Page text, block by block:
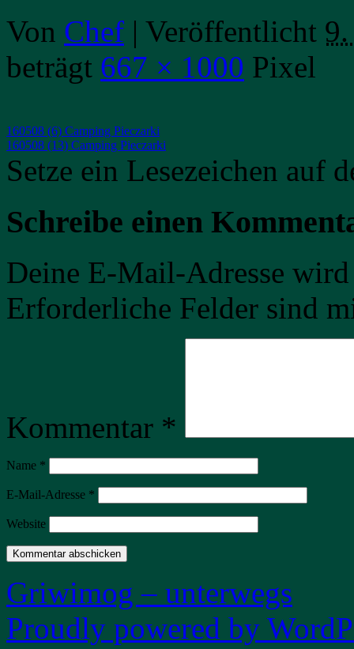
Von Chef | Veröffentlicht
beträgt 667 × 1000 Pixel
160508 (6) Camping Pieczarki
160508 (13) Camping Pieczarki
Setze ein Lesezeichen auf
Schreibe einen
Deine E-Mail-Adresse
Erforderliche Felder sind
Kommentar *
Name *
E-Mail-Adresse *
Website
Griwimog – unterwegs
Proudly powered by